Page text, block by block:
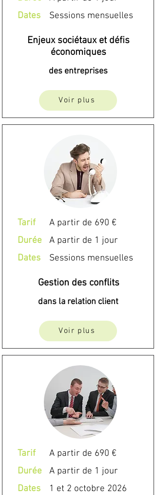
Dates
Sessions mensuelles
Enjeux sociétaux et défis
économiques
des entreprises
Voir plus
Tarif
A partir de 690 €
Durée
A partir de 1 jour
Dates
Sessions mensuelles
Gestion des conflits
dans la relation client
Voir plus
Tarif
A partir de 690 €
Durée
A partir de 1 jour
Dates
1 et 2 octobre 2026